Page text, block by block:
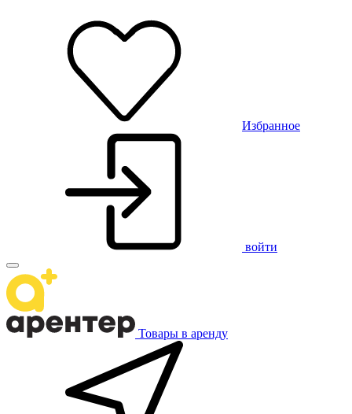
Избранное
войти
Товары в аренду